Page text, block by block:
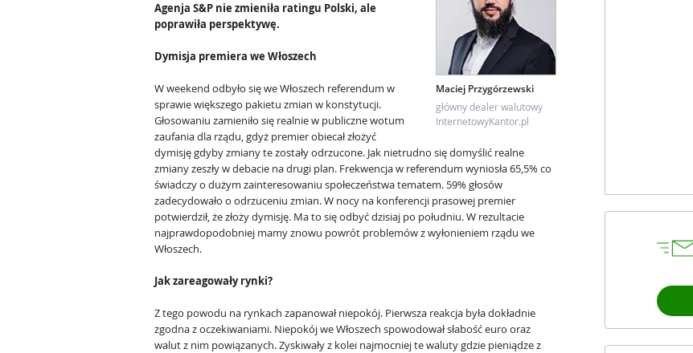
Maciej Przygórzewski
główny dealer walutowy
InternetowyKantor.pl
Agenja S&P nie zmieniła ratingu Polski, ale
poprawiła perspektywę.
Dymisja premiera we Włoszech
W weekend odbyło się we Włoszech referendum w
sprawie większego pakietu zmian w konstytucji.
Głosowaniu zamieniło się realnie w publiczne wotum
zaufania dla rządu, gdyż premier obiecał złożyć
dymisję gdyby zmiany te zostały odrzucone. Jak nietrudno się domyślić realne
zmiany zeszły w debacie na drugi plan. Frekwencja w referendum wyniosła 65,5% co
świadczy o dużym zainteresowaniu społeczeństwa tematem. 59% głosów
zadecydowało o odrzuceniu zmian. W nocy na konferencji prasowej premier
potwierdził, że złoży dymisję. Ma to się odbyć dzisiaj po południu. W rezultacie
najprawdopodobniej mamy znowu powrót problemów z wyłonieniem rządu we
Włoszech.
Jak zareagowały rynki?
Z tego powodu na rynkach zapanował niepokój. Pierwsza reakcja była dokładnie
zgodna z oczekiwaniami. Niepokój we Włoszech spowodował słabość euro oraz
walut z nim powiązanych. Zyskiwały z kolei najmocniej te waluty gdzie pieniądze z